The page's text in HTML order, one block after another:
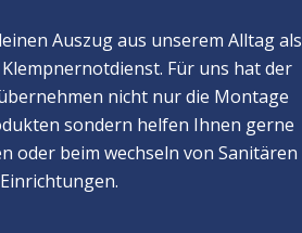
Auszug aus unserem Alltag als
Für uns hat der
nicht nur die Montage
sondern helfen Ihnen gerne
oder beim wechseln von Sanitären
Einrichtungen.